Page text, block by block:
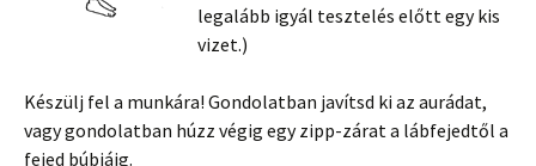
legalább igyál tesztelés előtt egy kis
vizet.)
Készülj fel a munkára! Gondolatban javítsd ki az aurádat,
vagy gondolatban húzz végig egy zipp-zárat a lábfejedtől a
fejed búbjáig.